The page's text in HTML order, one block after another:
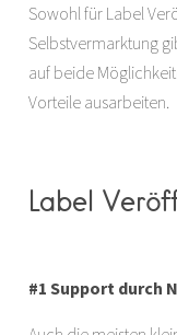
Sowohl für Label
Selbstvermarktung
auf beide
Vorteile ausarbeiten.
Label
#1 Support durch